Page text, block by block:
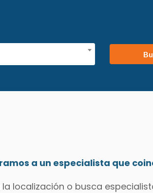
a un especialista que
localización o busca